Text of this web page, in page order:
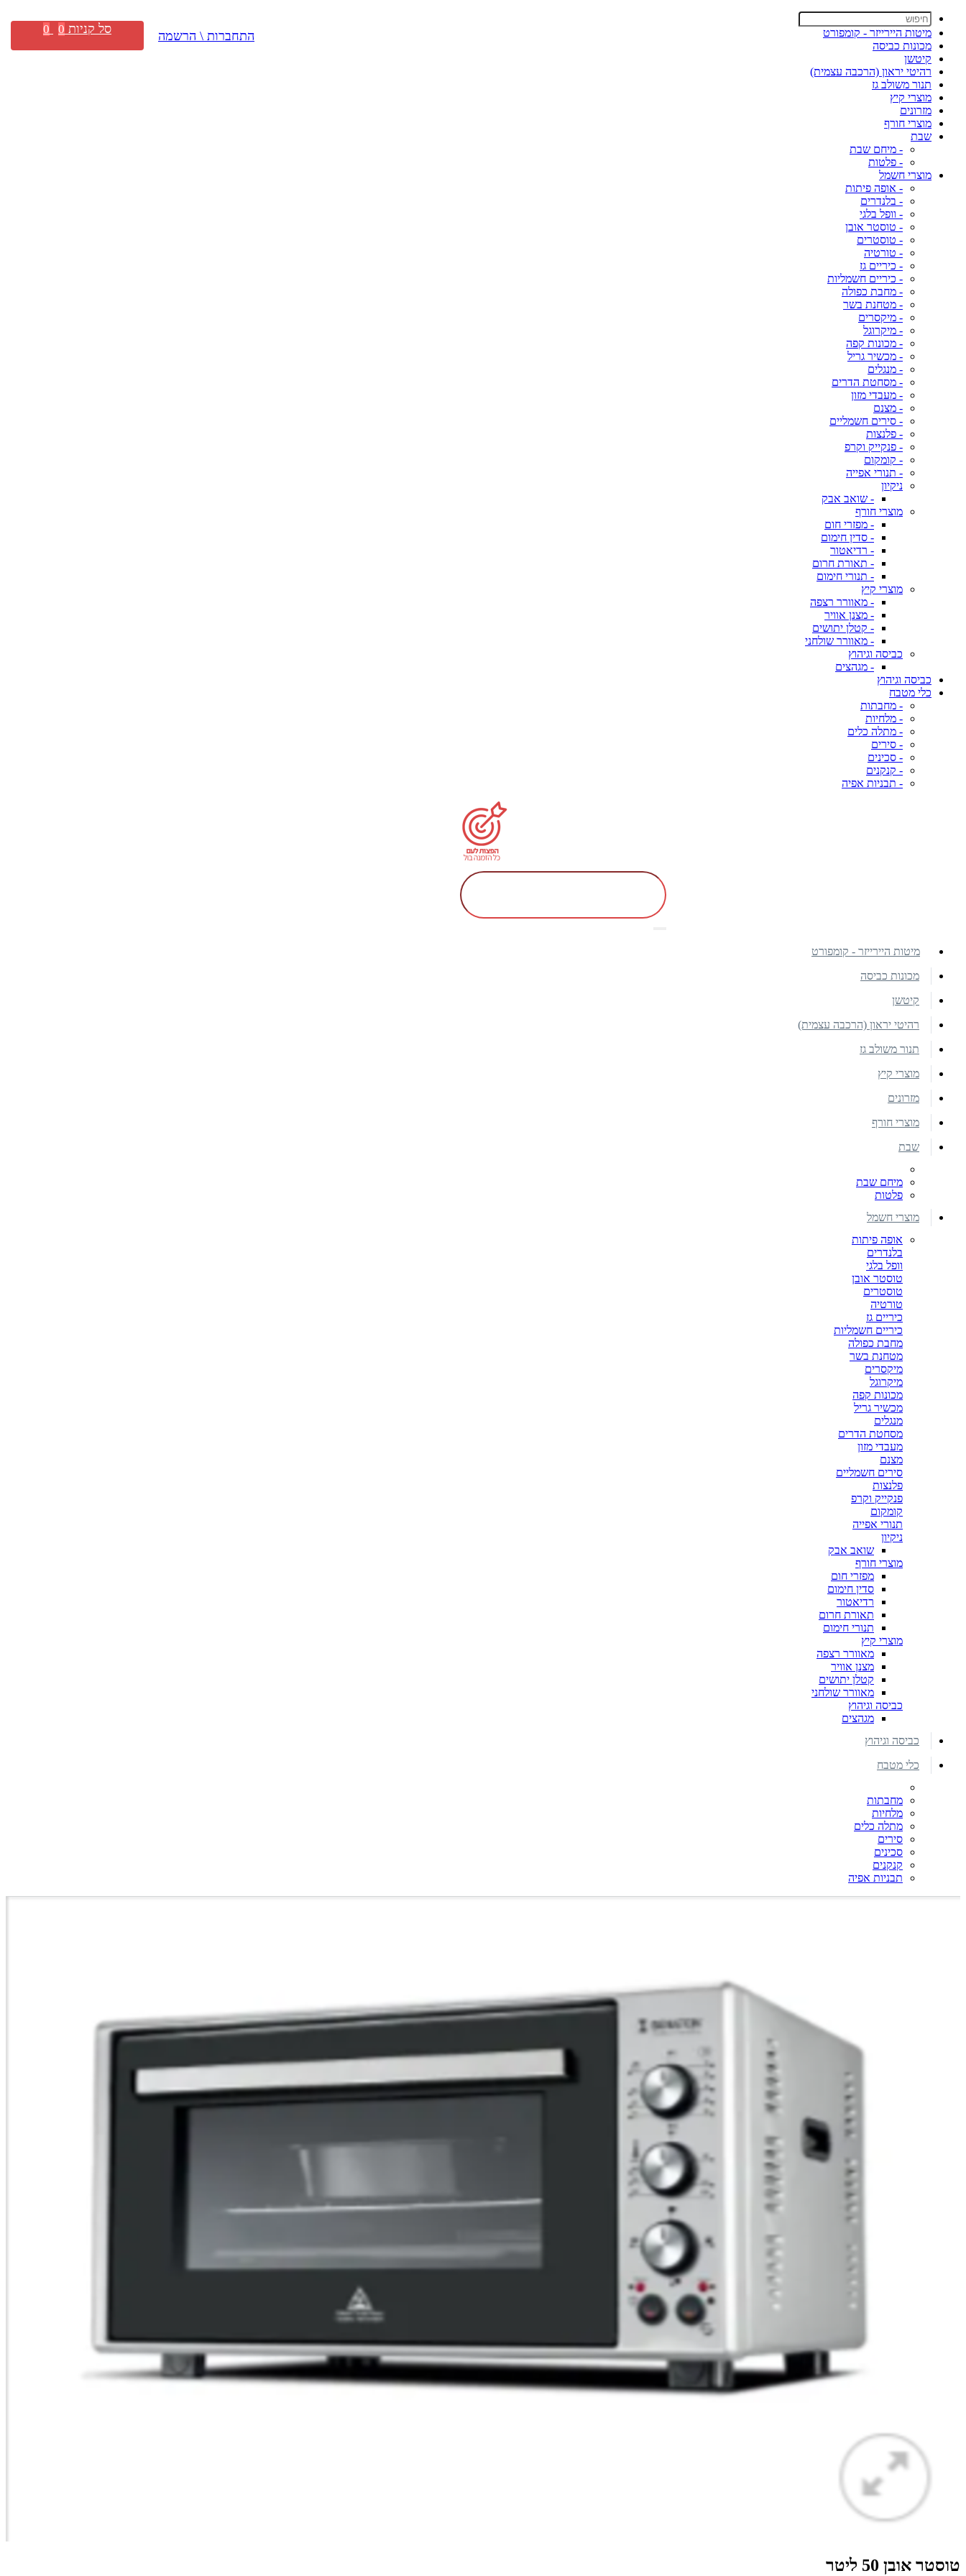
מיטות היירייזר - קומפורט
מכונות כביסה
קיטשן
רהיטי יראון (הרכבה עצמית)
תנור משולב גז
מוצרי קיץ
מזרונים
מוצרי חורף
שבת
- מיחם שבת
- פלטות
מוצרי חשמל
- אופה פיתות
- בלנדרים
- וופל בלגי
- טוסטר אובן
- טוסטרים
- טורטיה
- כיריים גז
- כיריים חשמליות
- מחבת כפולה
- מטחנת בשר
- מיקסרים
- מיקרוגל
- מכונות קפה
- מכשיר גריל
- מנגלים
- מסחטת הדרים
- מעבדי מזון
- מצנם
- סירים חשמליים
- פלנצות
- פנקייק וקרפ
- קומקום
- תנורי אפייה
ניקיון
- שואב אבק
מוצרי חורף
- מפזרי חום
- סדין חימום
- רדיאטור
- תאורת חרום
- תנורי חימום
מוצרי קיץ
- מאוורר רצפה
- מצנן אוויר
- קטלן יתושים
- מאוורר שולחני
כביסה וגיהוץ
- מגהצים
כביסה וגיהוץ
כלי מטבח
- מחבתות
- מלחיות
- מתלה כלים
- סירים
- סכינים
- קנקנים
- תבניות אפיה
התחברות \ הרשמה סל קניות 0
0
מיטות היירייזר - קומפורט
מכונות כביסה
קיטשן
רהיטי יראון (הרכבה עצמית)
תנור משולב גז
מוצרי קיץ
מזרונים
מוצרי חורף
שבת
מיחם שבת
פלטות
מוצרי חשמל
אופה פיתות
בלנדרים
וופל בלגי
טוסטר אובן
טוסטרים
טורטיה
כיריים גז
כיריים חשמליות
מחבת כפולה
מטחנת בשר
מיקסרים
מיקרוגל
מכונות קפה
מכשיר גריל
מנגלים
מסחטת הדרים
מעבדי מזון
מצנם
סירים חשמליים
פלנצות
פנקייק וקרפ
קומקום
תנורי אפייה
ניקיון
שואב אבק
מוצרי חורף
מפזרי חום
סדין חימום
רדיאטור
תאורת חרום
תנורי חימום
מוצרי קיץ
מאוורר רצפה
מצנן אוויר
קטלן יתושים
מאוורר שולחני
כביסה וגיהוץ
מגהצים
כביסה וגיהוץ
כלי מטבח
מחבתות
מלחיות
מתלה כלים
סירים
סכינים
קנקנים
תבניות אפיה
טוסטר אובן 50 ליטר